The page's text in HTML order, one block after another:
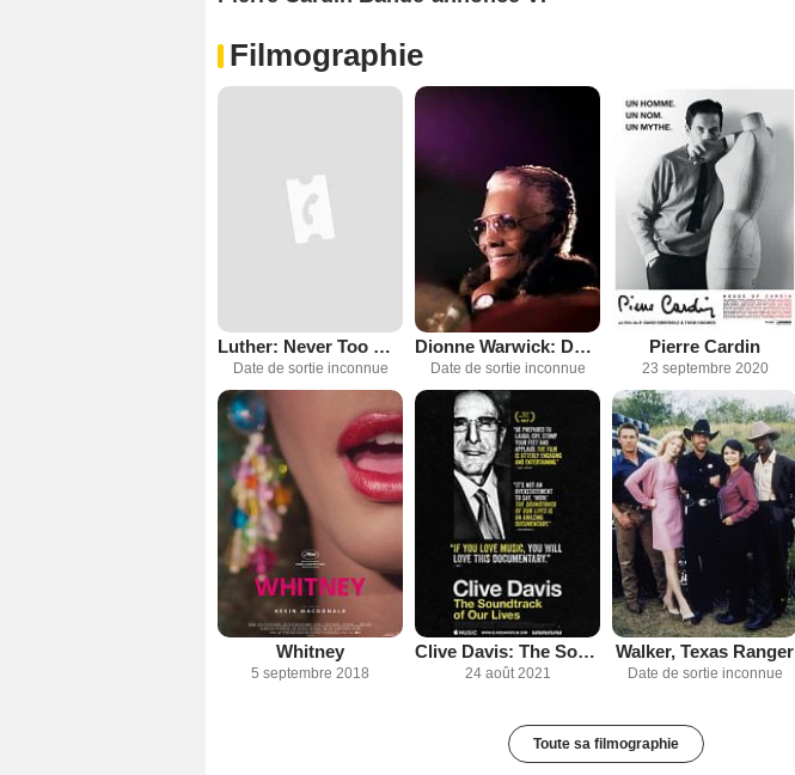
Filmographie
Luther: Never Too Much
Date de sortie inconnue
Dionne Warwick: Don't Make Me Over
Date de sortie inconnue
Pierre Cardin
23 septembre 2020
Whitney
5 septembre 2018
Clive Davis: The Soundtrack of Our Lives
24 août 2021
Walker, Texas Ranger
Date de sortie inconnue
Toute sa filmographie